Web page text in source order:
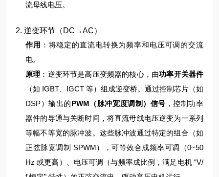
流母线电压。
2. 逆变环节（DC→AC）
作用 ：将稳定的直流电转换为频率和电压可调的交流
电。
原理 ： 逆变环节是高压变频器的核心，由功率开关器件
（如 IGBT、IGCT 等）组成逆变桥。通过控制芯片（如
DSP）输出的PWM（脉冲宽度调制）信号 ，控制功率
器件的导通与关断时间，将直流母线电压逆变为一系列
等幅不等宽的脉冲波。 这些脉冲波通过特定的组合（如
正弦脉宽调制 SPWM），可等效合成频率可调（0~50
Hz 或更高）、电压可调（与频率成比例，满足电机 “V/